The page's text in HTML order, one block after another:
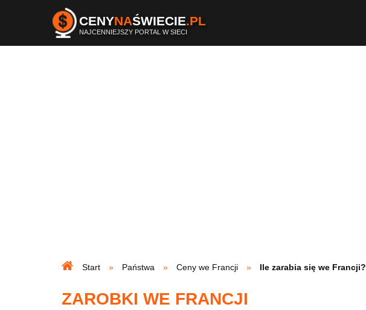
CENYNAŚWIECIE.PL
NAJCENNIEJSZY PORTAL W SIECI
Start Państwa Ceny we Francji Ile zarabia się we Francji?
ZAROBKI WE FRANCJI